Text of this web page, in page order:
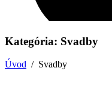
Kategória: Svadby
Úvod / Svadby